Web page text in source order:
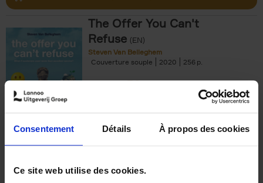
Consentement Détails À propos des cookies
Ce site web utilise des cookies.
The Offer You Can't
Refuse (EN)
Steven Van Belleghem
Couverture souple
2020 256
€37,50